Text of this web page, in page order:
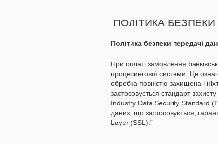
ПОЛІТИКА БЕЗПЕКИ
Політика безпеки передачі
При оплаті замовлення
процесингової системи. Це
обробка повністю захищена і
застосовується стандарт
Industry Data Security Standard
даних, що застосовується,
Layer (SSL).”